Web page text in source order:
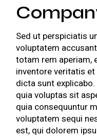
Sed ut perspiciatis
voluptatem
totam rem aperiam,
inventore veritatis
dicta sunt
quia voluptas sit
quia consequuntur
voluptatem sequi
est, qui dolorem